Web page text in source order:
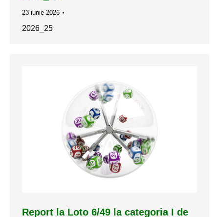
23 iunie 2026
2026_25
Report la Loto 6/49 la categoria I de